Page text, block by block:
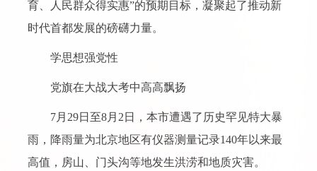
育、人民群众得实惠”的预期目标，凝聚起了推动新
时代首都发展的磅礴力量。
学思想强党性
党旗在大战大考中高高飘扬
7月29日至8月2日，本市遭遇了历史罕见特大暴
雨，降雨量为北京地区有仪器测量记录140年以来最
高值，房山、门头沟等地发生洪涝和地质灾害。